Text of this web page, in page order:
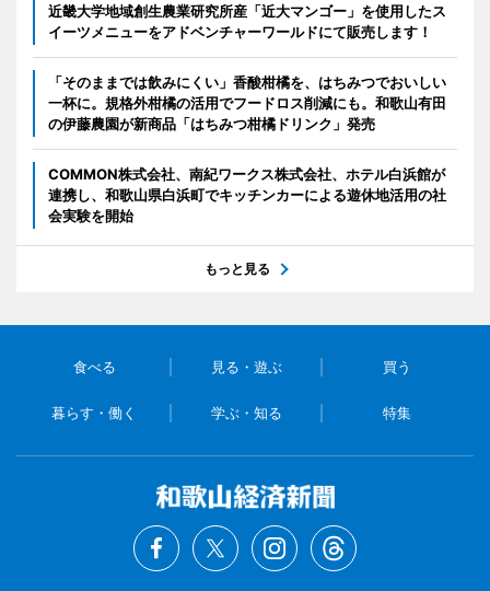
近畿大学地域創生農業研究所産「近大マンゴー」を使用したス
イーツメニューをアドベンチャーワールドにて販売します！
「そのままでは飲みにくい」香酸柑橘を、はちみつでおいしい
一杯に。規格外柑橘の活用でフードロス削減にも。和歌山有田
の伊藤農園が新商品「はちみつ柑橘ドリンク」発売
COMMON株式会社、南紀ワークス株式会社、ホテル白浜館が
連携し、和歌山県白浜町でキッチンカーによる遊休地活用の社
会実験を開始
もっと見る
食べる 見る・遊ぶ 買う
暮らす・働く 学ぶ・知る 特集